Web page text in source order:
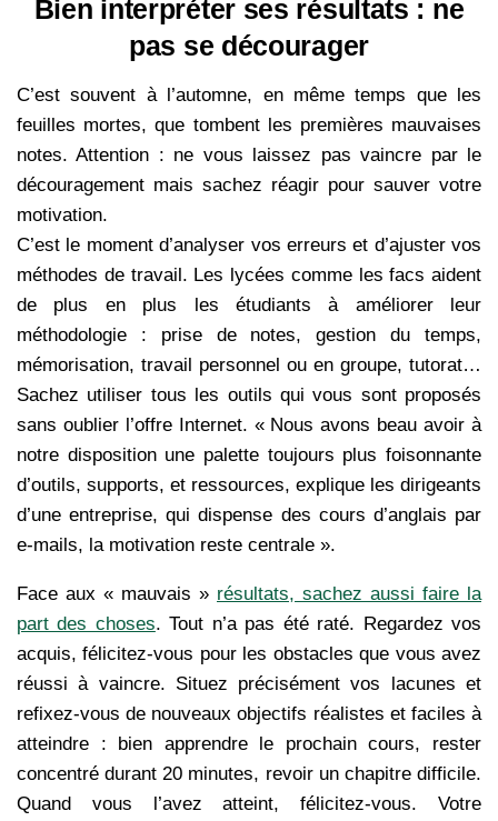
Bien interpréter ses résultats : ne
pas se décourager
C’est souvent à l’automne, en même temps que les
feuilles mortes, que tombent les premières mauvaises
notes. Attention : ne vous laissez pas vaincre par le
découragement mais sachez réagir pour sauver votre
motivation.
C’est le moment d’analyser vos erreurs et d’ajuster vos
méthodes de travail. Les lycées comme les facs aident
de plus en plus les étudiants à améliorer leur
méthodologie : prise de notes, gestion du temps,
mémorisation, travail personnel ou en groupe, tutorat…
Sachez utiliser tous les outils qui vous sont proposés
sans oublier l’offre Internet. « Nous avons beau avoir à
notre disposition une palette toujours plus foisonnante
d’outils, supports, et ressources, explique les dirigeants
d’une entreprise, qui dispense des cours d’anglais par
e-mails, la motivation reste centrale ».
Face aux « mauvais » résultats, sachez aussi faire la
part des choses. Tout n’a pas été raté. Regardez vos
acquis, félicitez-vous pour les obstacles que vous avez
réussi à vaincre. Situez précisément vos lacunes et
refixez-vous de nouveaux objectifs réalistes et faciles à
atteindre : bien apprendre le prochain cours, rester
concentré durant 20 minutes, revoir un chapitre difficile.
Quand vous l’avez atteint, félicitez-vous. Votre